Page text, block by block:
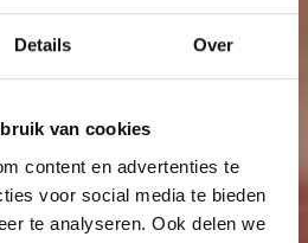
Details Over
van cookies
content en advertenties te
voor social media te bieden
te analyseren. Ook delen we